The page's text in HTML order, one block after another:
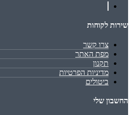
שירות לקוחות
צרו קשר
מפת האתר
תקנון
מדיניות הפרטיות
ביטולים
החשבון שלי